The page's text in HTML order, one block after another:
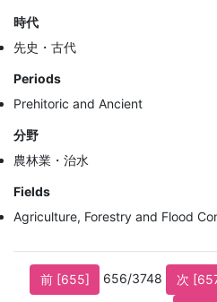
時代
先史・古代
Periods
Prehitoric and Ancient
分野
農林業・治水
Fields
Agriculture, Forestry and Flood
前 [655] 656/3748 次